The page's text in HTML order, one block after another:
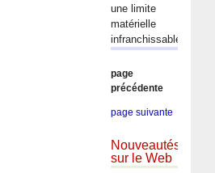
une limite
matérielle
infranchissable. (…)
page
précédente
page suivante
Nouveautés
sur le Web